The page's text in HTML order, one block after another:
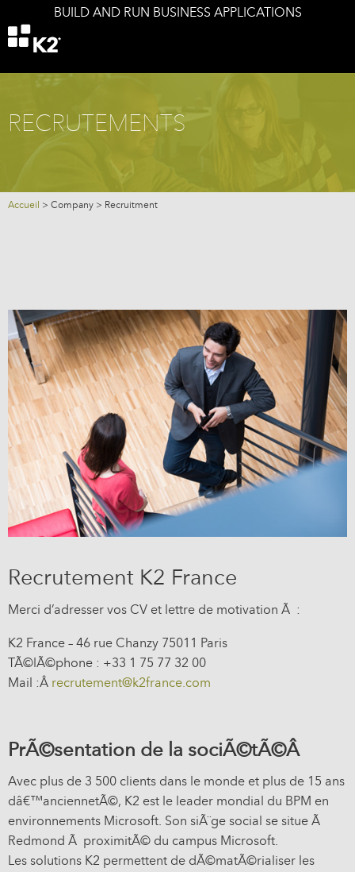
BUILD AND RUN BUSINESS APPLICATIONS
K2 components
K2 and your IS
Services
Company
RECRUTEMENTS
Accueil > Company > Recruitment
Recrutement K2 France
Merci d’adresser vos CV et lettre de motivation Ã :
K2 France – 46 rue Chanzy 75011 Paris
TÃ©lÃ©phone : +33 1 75 77 32 00
Mail :Â recrutement@k2france.com
PrÃ©sentation de la sociÃ©tÃ©Â
Avec plus de 3 500 clients dans le monde et plus de 15 ans
dâ€™anciennetÃ©, K2 est le leader mondial du BPM en
environnements Microsoft. Son siÃ¨ge social se situe Ã
Redmond Ã proximitÃ© du campus Microsoft.
Les solutions K2 permettent de dÃ©matÃ©rialiser les